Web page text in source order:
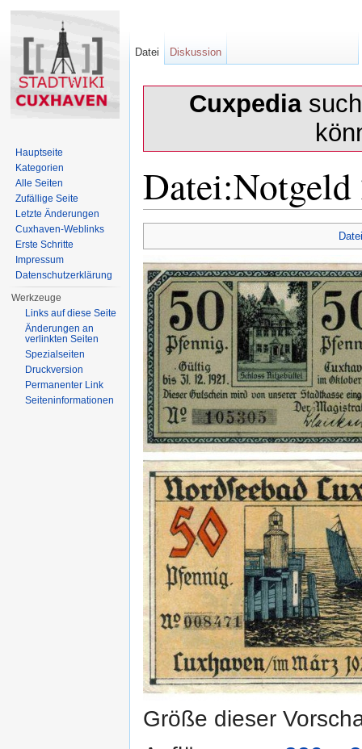
Cuxpedia
Größe dieser
Datei Diskussion
Hauptseite
Kategorien
Alle Seiten
Zufällige Seite
Letzte Änderungen
Cuxhaven-Weblinks
Erste Schritte
Impressum
Datenschutzerklärung
Werkzeuge
Links auf diese Seite
Änderungen an
verlinkten Seiten
Spezialseiten
Druckversion
Permanenter Link
Seiten­informationen